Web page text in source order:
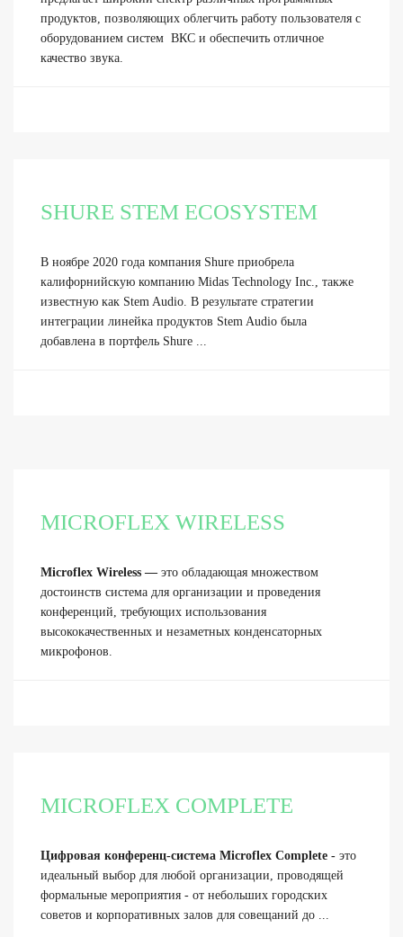
продуктов, позволяющих облегчить работу пользователя с
оборудованием систем ВКС и обеспечить отличное
качество звука.
SHURE STEM ECOSYSTEM
В ноябре 2020 года компания Shure приобрела
калифорнийскую компанию Midas Technology Inc., также
известную как Stem Audio. В результате стратегии
интеграции линейка продуктов Stem Audio была
добавлена в портфель Shure ...
MICROFLEX WIRELESS
Microflex Wireless — это обладающая множеством
достоинств система для организации и проведения
конференций, требующих использования
высококачественных и незаметных конденсаторных
микрофонов.
MICROFLEX COMPLETE
Цифровая конференц-система Microflex Complete - это
идеальный выбор для любой организации, проводящей
формальные мероприятия - от небольших городских
советов и корпоративных залов для совещаний до ...